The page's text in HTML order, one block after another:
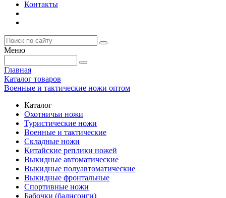
Контакты
Меню
Главная
Каталог товаров
Военные и тактические ножи оптом
Каталог
Охотничьи ножи
Туристические ножи
Военные и тактические
Складные ножи
Китайские реплики ножей
Выкидные автоматические
Выкидные полуавтоматические
Выкидные фронтальные
Спортивные ножи
Бабочки (балисонги)